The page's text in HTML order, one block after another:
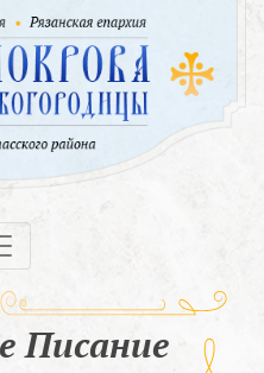
Писание